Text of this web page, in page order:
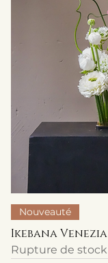
Nouveauté
Ikebana Venezia
Rupture de stock